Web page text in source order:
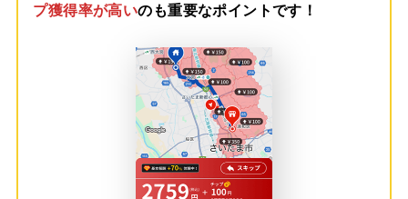
プ獲得率が高いのも重要なポイントです！